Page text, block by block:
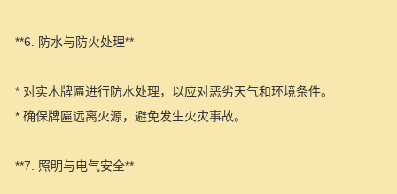
**6. 防水与防火处理**
* 对实木牌匾进行防水处理，以应对恶劣天气和环境条件。
* 确保牌匾远离火源，避免发生火灾事故。
**7. 照明与电气安全**